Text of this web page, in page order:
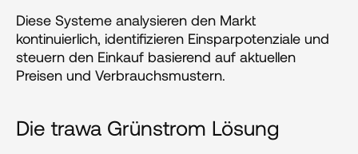
Diese Systeme analysieren den Markt
kontinuierlich, identifizieren Einsparpotenziale und
steuern den Einkauf basierend auf aktuellen
Preisen und Verbrauchsmustern​​.
Die trawa Grünstrom Lösung